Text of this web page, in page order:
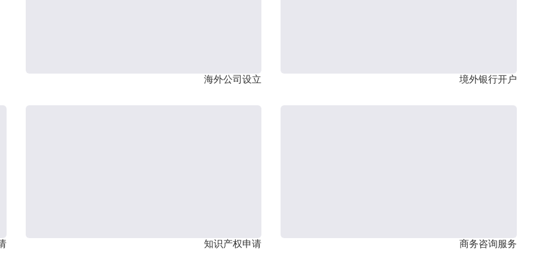
海外公司设立 境外银行开户
知识产权申请 商务咨询服务